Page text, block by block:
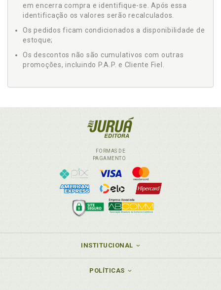
em encerra compra e identifique-se. Após essa
identificação os valores serão recalculados.
Os pedidos ficam condicionados a disponibilidade de
estoque;
Os descontos não são cumulativos com outras
promoções, incluindo P.A.P. e Cliente Fiel.
FORMAS DE
PAGAMENTO
INSTITUCIONAL
POLÍTICAS